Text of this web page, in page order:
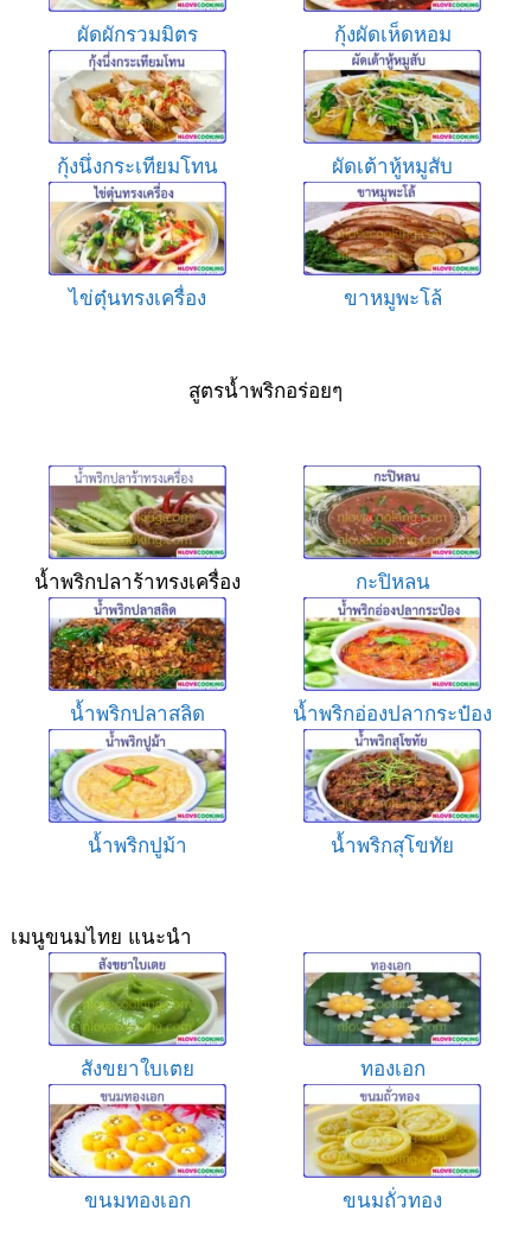
ผัดผักรวมมิตร กุ้งผัดเห็ดหอม
กุ้งนึ่งกระเทียมโทน ผัดเต้าหู้หมูสับ
ไข่ตุ๋นทรงเครื่อง ขาหมูพะโล้
สูตรน้ำพริกอร่อยๆ
น้ำพริกปลาร้าทรงเครื่อง กะปิหลน
น้ำพริกปลาสลิด น้ำพริกอ่องปลากระป๋อง
น้ำพริกปูม้า น้ำพริกสุโขทัย
เมนูขนมไทย แนะนำ
สังขยาใบเตย ทองเอก
ขนมทองเอก ขนมถั่วทอง